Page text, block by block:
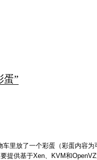
蛋”
里放了一个彩蛋（彩蛋内容
提供基于Xen、KVM和